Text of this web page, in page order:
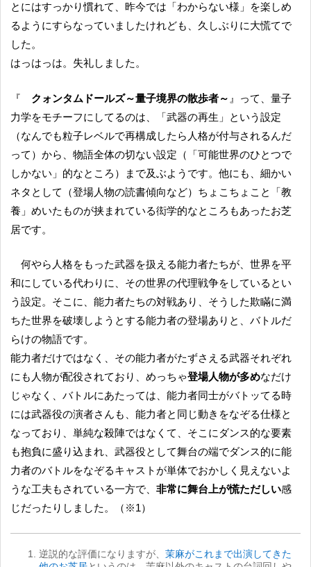
とにはすっかり慣れて、昨今では「わからない様」を楽しめ
るようにすらなっていましたけれども、久しぶりに大慌てで
した。
はっはっは。失礼しました。
『 クォンタムドールズ～量子境界の散歩者～ 』って、量子
力学をモチーフにしてるのは、「武器の再生」という設定
（なんでも粒子レベルで再構成したら人格が付与されるんだ
って）から、物語全体の切ない設定（「可能世界のひとつで
しかない」的なところ）まで及ぶようです。他にも、細かい
ネタとして（登場人物の読書傾向など）ちょこちょこと「教
養」めいたものが挟まれている衒学的なところもあったお芝
居です。
何やら人格をもった武器を扱える能力者たちが、世界を平
和にしている代わりに、その世界の代理戦争をしているとい
う設定。そこに、能力者たちの対戦あり、そうした欺瞞に満
ちた世界を破壊しようとする能力者の登場ありと、バトルだ
らけの物語です。
能力者だけではなく、その能力者がたずさえる武器それぞれ
にも人物が配役されており、めっちゃ登場人物が多めなだけ
じゃなく、バトルにあたっては、能力者同士がバトッてる時
には武器役の演者さんも、能力者と同じ動きをなぞる仕様と
なっており、単純な殺陣ではなくて、そこにダンス的な要素
も抱負に盛り込まれ、武器役として舞台の端でダンス的に能
力者のバトルをなぞるキャストが単体でおかしく見えないよ
うな工夫もされている一方で、 非常に舞台上が慌ただしい感
じだったりしました。（※1）
逆説的な評価になりますが、茉麻がこれまで出演してきた